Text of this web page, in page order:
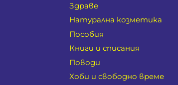
Здраве
Натурална козметика
Пособия
Книги и списания
Поводи
Хоби и свободно време